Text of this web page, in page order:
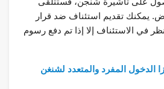
يمكنك تقديم استئناف ضد قرار
في الاستئناف إلا إذا تم دفع رسوم
الدخول المفرد والمتعدد لشنغن